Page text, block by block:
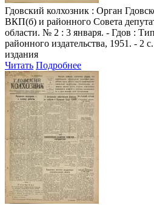
Гдовский колхозник : Орган
ВКП(б) и районного Совета
области. № 2 : 3 января. - Гдов :
районного издательства, 1951. - 2
издания
Читать Подробнее